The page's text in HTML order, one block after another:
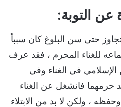
التوبة:
حتى سن البلوغ كان سبباً
للغناء المحرم ، فقد عرف
في الغناء وفي
حرمهما فانشغل عن الغناء
، ولكن لا بد من الابتلاء